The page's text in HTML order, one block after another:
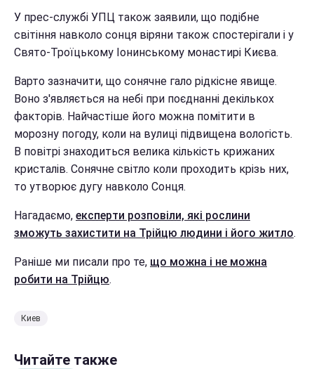
У прес-службі УПЦ також заявили, що подібне
світіння навколо сонця віряни також спостерігали і у
Свято-Троїцькому Іонинському монастирі Києва.
Варто зазначити, що сонячне гало рідкісне явище.
Воно з'являється на небі при поєднанні декількох
факторів. Найчастіше його можна помітити в
морозну погоду, коли на вулиці підвищена вологість.
В повітрі знаходиться велика кількість крижаних
кристалів. Сонячне світло коли проходить крізь них,
то утворює дугу навколо Сонця.
Нагадаємо, експерти розповіли, які рослини
зможуть захистити на Трійцю людини і його житло.
Раніше ми писали про те, що можна і не можна
робити на Трійцю.
Киев
Читайте также